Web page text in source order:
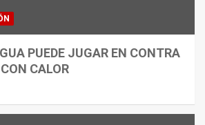
PUEDE JUGAR EN CONTRA
CALOR